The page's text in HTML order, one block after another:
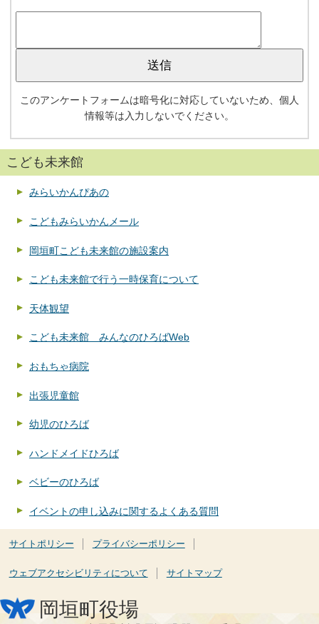
このアンケートフォームは暗号化に対応していないため、個人
情報等は入力しないでください。
こども未来館
みらいかんぴあの
こどもみらいかんメール
岡垣町こども未来館の施設案内
こども未来館で行う一時保育について
天体観望
こども未来館 みんなのひろばWeb
おもちゃ病院
出張児童館
幼児のひろば
ハンドメイドひろば
ベビーのひろば
イベントの申し込みに関するよくある質問
サイトポリシー プライバシーポリシー
ウェブアクセシビリティについて サイトマップ
岡垣町役場